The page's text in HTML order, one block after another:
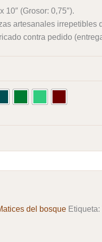
10″ (Grosor: 0,75″).
artesanales irrepetibles
contra pedido
del bosque Etiqueta: